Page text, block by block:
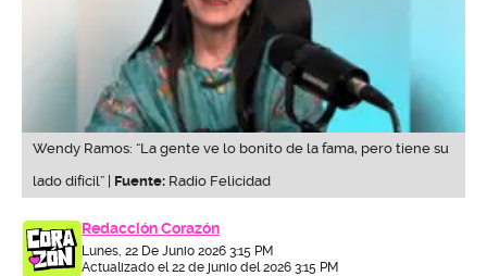
Wendy Ramos: “La gente ve lo bonito de la fama, pero tiene su
lado difícil” | Fuente: Radio Felicidad
Redacción Corazón
Lunes, 22 De Junio 2026 3:15 PM
Actualizado el 22 de junio del 2026 3:15 PM